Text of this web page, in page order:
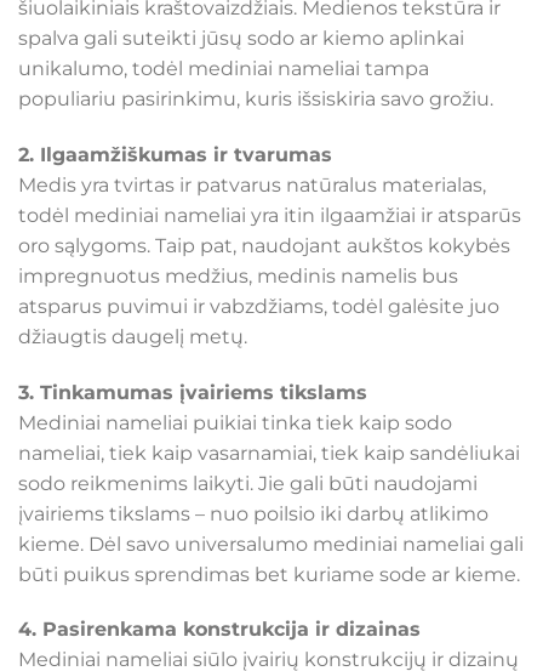
šiuolaikiniais kraštovaizdžiais. Medienos tekstūra ir
spalva gali suteikti jūsų sodo ar kiemo aplinkai
unikalumo, todėl mediniai nameliai tampa
populiariu pasirinkimu, kuris išsiskiria savo grožiu.
2. Ilgaamžiškumas ir tvarumas
Medis yra tvirtas ir patvarus natūralus materialas,
todėl mediniai nameliai yra itin ilgaamžiai ir atsparūs
oro sąlygoms. Taip pat, naudojant aukštos kokybės
impregnuotus medžius, medinis namelis bus
atsparus puvimui ir vabzdžiams, todėl galėsite juo
džiaugtis daugelį metų.
3. Tinkamumas įvairiems tikslams
Mediniai nameliai puikiai tinka tiek kaip sodo
nameliai, tiek kaip vasarnamiai, tiek kaip sandėliukai
sodo reikmenims laikyti. Jie gali būti naudojami
įvairiems tikslams – nuo poilsio iki darbų atlikimo
kieme. Dėl savo universalumo mediniai nameliai gali
būti puikus sprendimas bet kuriame sode ar kieme.
4. Pasirenkama konstrukcija ir dizainas
Mediniai nameliai siūlo įvairių konstrukcijų ir dizainų